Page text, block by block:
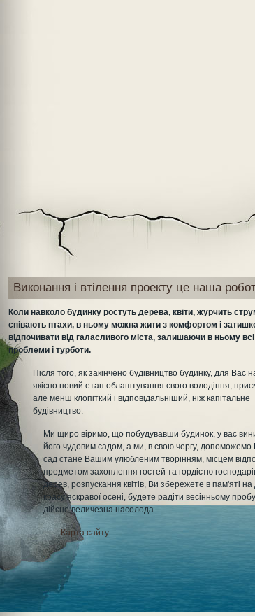
Виконання і втілення проекту це наша
Коли навколо будинку ростуть дерева, квіти, журчить
співають птахи, в ньому можна жити з комфортом і
відпочивати від галасливого міста, залишаючи в ньому всі
проблеми і турботи.
Після того, як закінчено будівництво будинку, для Вас
якісно новий етап облаштування свого володіння,
але менш клопіткий і відповідальніший, ніж капітальне
будівництво.
Ми щиро віримо, що побудувавши будинок, у вас
його чудовим садом, а ми, в свою чергу, допоможемо
сад стане Вашим улюбленим творінням, місцем
предметом захоплення гостей та гордістю
дерев, розпускання квітів, Ви збережете в пам'яті
красу яскравої осені, будете радіти весінньому
дійсно величезна насолода.
Карта сайту